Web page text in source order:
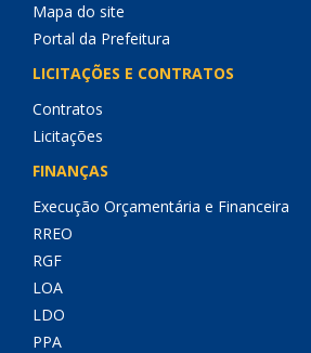
Mapa do site
Portal da Prefeitura
LICITAÇÕES E CONTRATOS
Contratos
Licitações
FINANÇAS
Execução Orçamentária e Financeira
RREO
RGF
LOA
LDO
PPA